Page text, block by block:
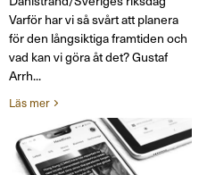
Varför har vi så svårt att planera
för den långsiktiga framtiden och
vad kan vi göra åt det? Gustaf
Arrh...
Läs mer